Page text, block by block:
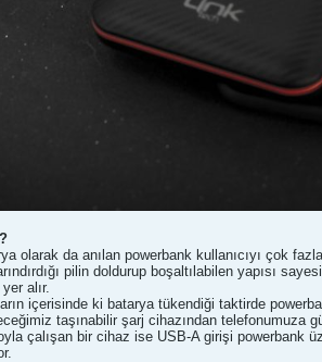
olarak da anılan powerbank kullanıcıyı çok
pilin doldurup boşaltılabilen yapısı
alır.
içerisinde ki batarya tükendiği taktirde
taşınabilir şarj cihazından
çalışan bir cihaz ise USB-A girişi powerbank